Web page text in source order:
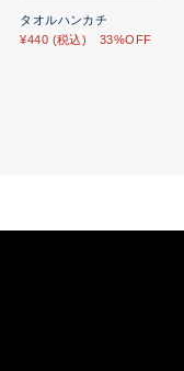
タオルハンカチ
¥440 (税込) 33%OFF